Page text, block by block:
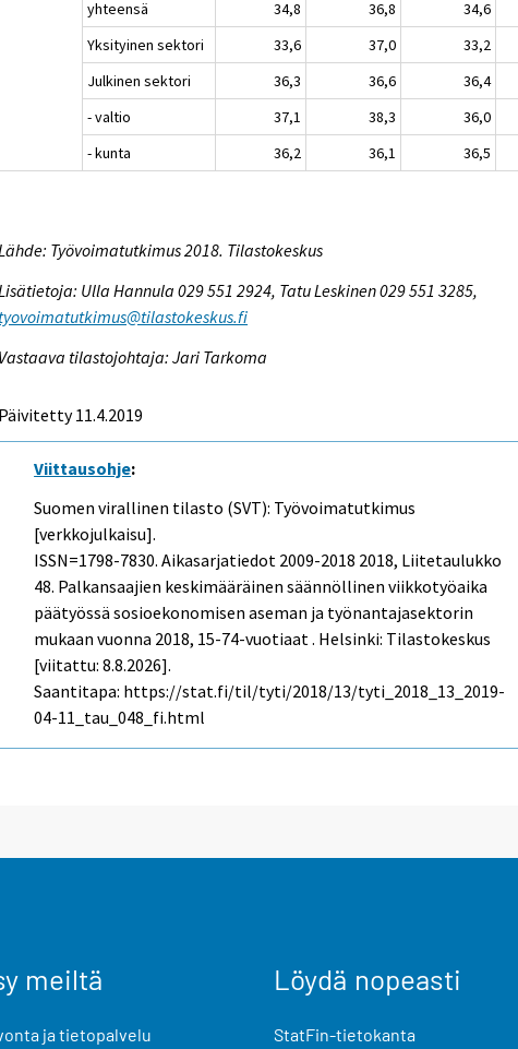
yhteensä
34,8 36,8 34,6
Yksityinen sektori
33,6 37,0 33,2
Julkinen sektori
36,3 36,6 36,4
- valtio
37,1 38,3 36,0
- kunta
36,2 36,1 36,5
Työvoimatutkimus 2018. Tilastokeskus
Ulla Hannula 029 551 2924, Tatu Leskinen 029 551 3285,
tyovoimatutkimus@tilastokeskus.fi
Vastaava tilastojohtaja: Jari Tarkoma
Päivitetty 11.4.2019
Viittausohje:
Suomen virallinen tilasto (SVT): Työvoimatutkimus
[verkkojulkaisu].
ISSN=1798-7830.Aikasarjatiedot 2009-2018 2018, Liitetaulukko
48. Palkansaajien keskimääräinen säännöllinen viikkotyöaika
päätyössä sosioekonomisen aseman ja työnantajasektorin
mukaan vuonna 2018, 15-74-vuotiaat . Helsinki: Tilastokeskus
[viitattu: 8.8.2026].
Saantitapa: https://stat.fi/til/tyti/2018/13/tyti_2018_13_2019-
04-11_tau_048_fi.html
meiltä
ja tietopalvelu
Löydä nopeasti
StatFin-tietokanta